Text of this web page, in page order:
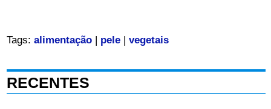
Tags: alimentação| pele| vegetais
RECENTES